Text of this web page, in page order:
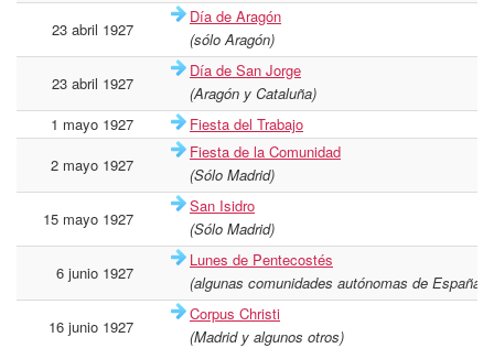
23 abril 1927
Día de Aragón
(sólo Aragón)
23 abril 1927
Día de San Jorge
(Aragón y Cataluña)
1 mayo 1927
Fiesta del Trabajo
2 mayo 1927
Fiesta de la Comunidad
(Sólo Madrid)
15 mayo 1927
San Isidro
(Sólo Madrid)
6 junio 1927
Lunes de Pentecostés
(algunas comunidades autónomas de España
16 junio 1927
Corpus Christi
(Madrid y algunos otros)